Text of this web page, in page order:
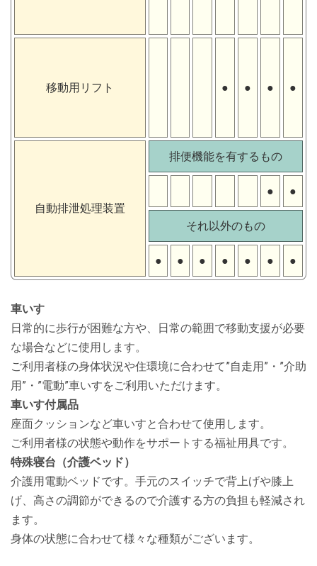
移動用リフト ● ● ● ●
自動排泄処理装置
排便機能を有するもの
● ●
それ以外のもの
● ● ● ● ● ● ●
車いす
日常的に歩行が困難な方や、日常の範囲で移動支援が必要
な場合などに使用します。
ご利用者様の身体状況や住環境に合わせて”自走用”・”介助
用”・”電動”車いすをご利用いただけます。
車いす付属品
座面クッションなど車いすと合わせて使用します。
ご利用者様の状態や動作をサポートする福祉用具です。
特殊寝台（介護ベッド）
介護用電動ベッドです。手元のスイッチで背上げや膝上
げ、高さの調節ができるので介護する方の負担も軽減され
ます。
身体の状態に合わせて様々な種類がございます。